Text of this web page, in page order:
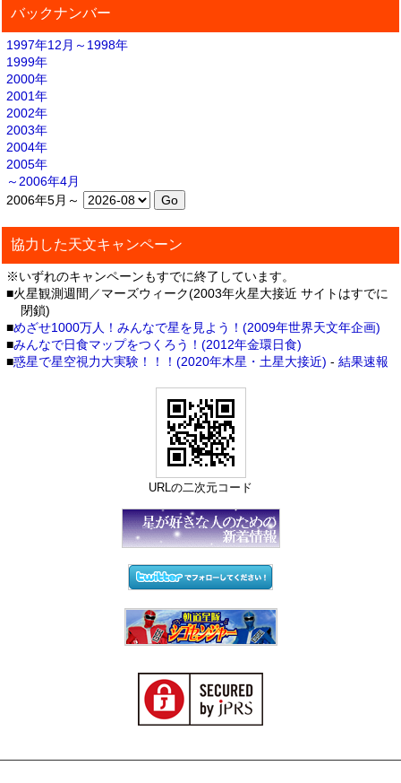
バックナンバー
1997年12月～1998年
1999年
2000年
2001年
2002年
2003年
2004年
2005年
～2006年4月
2006年5月～
協力した天文キャンペーン
※いずれのキャンペーンもすでに終了しています。
■火星観測週間／マーズウィーク(2003年火星大接近 サイトはすでに
閉鎖)
■めざせ1000万人！みんなで星を見よう！(2009年世界天文年企画)
■みんなで日食マップをつくろう！(2012年金環日食)
■惑星で星空視力大実験！！！(2020年木星・土星大接近) - 結果速報
URLの二次元コード